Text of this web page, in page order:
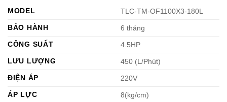
MODEL
TLC-TM-OF1100X3-180L
BẢO HÀNH
6 tháng
CÔNG SUẤT
4.5HP
LƯU LƯỢNG
450 (L/Phút)
ĐIỆN ÁP
220V
ÁP LỰC
8(kg/cm)